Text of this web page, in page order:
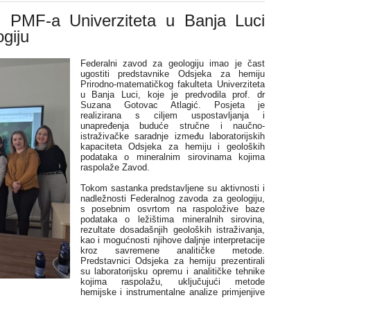
PMF-a Univerziteta u Banja Luci
Federalni zavod za geologiju imao je čast
ugostiti predstavnike Odsjeka za hemiju
Prirodno-matematičkog fakulteta Univerziteta
u Banja Luci, koje je predvodila prof. dr
Suzana Gotovac Atlagić. Posjeta je
realizirana s ciljem uspostavljanja i
unapređenja buduće stručne i naučno-
istraživačke saradnje između laboratorijskih
kapaciteta Odsjeka za hemiju i geoloških
podataka o mineralnim sirovinama kojima
raspolaže Zavod.
Tokom sastanka predstavljene su aktivnosti i
nadležnosti Federalnog zavoda za geologiju,
s posebnim osvrtom na raspoložive baze
podataka o ležištima mineralnih sirovina,
rezultate dosadašnjih geoloških istraživanja,
kao i mogućnosti njihove daljnje interpretacije
kroz savremene analitičke metode.
Predstavnici Odsjeka za hemiju prezentirali
su laboratorijsku opremu i analitičke tehnike
kojima raspolažu, uključujući metode
hemijske i instrumentalne analize primjenjive